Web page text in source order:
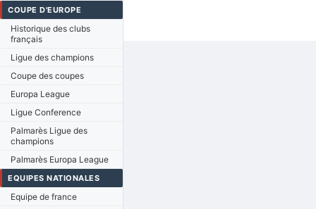
COUPE D'EUROPE
Historique des clubs
français
Ligue des champions
Coupe des coupes
Europa League
Ligue Conference
Palmarès Ligue des
champions
Palmarès Europa League
EQUIPES NATIONALES
Equipe de france